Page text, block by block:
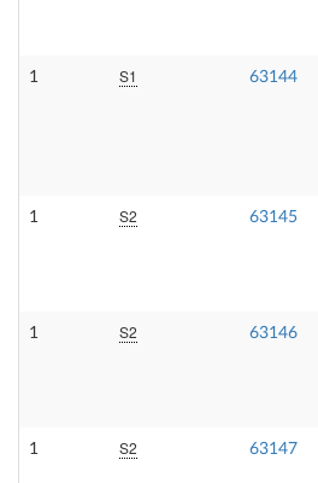
1 S1 63144
1 S2 63145
1 S2 63146
1 S2 63147